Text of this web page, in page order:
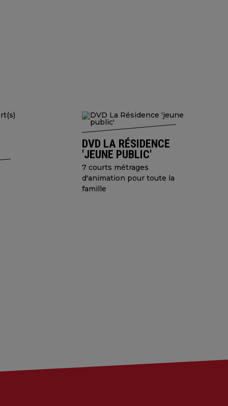
DVD LA RÉSIDENCE
'JEUNE PUBLIC'
7 courts métrages
d'animation pour toute la
famille